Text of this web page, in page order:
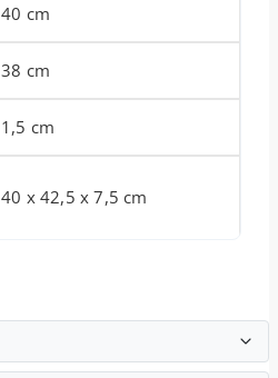
40 cm
38 cm
1,5 cm
40 x 42,5 x 7,5 cm